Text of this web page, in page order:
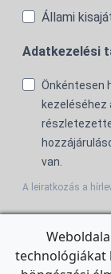
Állami
Adatkezelési
Önkéntesen
kezeléséhez
van.
A leiratkozás a
For the English
technológiákat